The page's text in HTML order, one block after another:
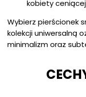
kobiety
Wybierz pierścionek
kolekcji uniwersalną
minimalizm oraz